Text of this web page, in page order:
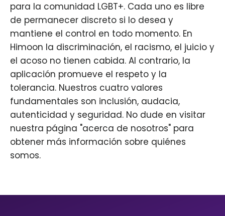
para la comunidad LGBT+. Cada uno es libre
de permanecer discreto si lo desea y
mantiene el control en todo momento. En
Himoon la discriminación, el racismo, el juicio y
el acoso no tienen cabida. Al contrario, la
aplicación promueve el respeto y la
tolerancia. Nuestros cuatro valores
fundamentales son inclusión, audacia,
autenticidad y seguridad. No dude en visitar
nuestra página "acerca de nosotros" para
obtener más información sobre quiénes
somos.